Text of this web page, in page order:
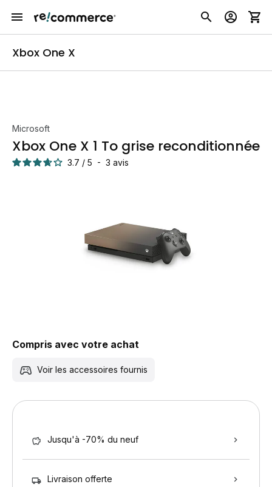
Xbox One X
Microsoft
Xbox One X 1 To grise reconditionnée
3.7 / 5 - 3 avis
Compris avec votre achat
Voir les accessoires fournis
Jusqu'à -70% du neuf
Livraison offerte